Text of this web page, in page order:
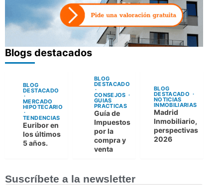
Blogs destacados
BLOG
DESTACADO
MERCADO
HIPOTECARIO
TENDENCIAS
Euribor en
los últimos
5 años.
BLOG
DESTACADO
CONSEJOS
GUIAS
PRACTICAS
Guía de
Impuestos
por la
compra y
venta
BLOG
DESTACADO
NOTICIAS
INMOBILIARIAS
Madrid
Inmobiliario,
perspectivas
2026
Suscríbete a la newsletter